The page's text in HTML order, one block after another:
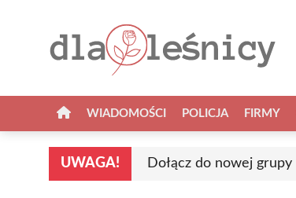
WIADOMOŚCI POLICJA FIRMY
UWAGA! Dołącz do nowej grupy